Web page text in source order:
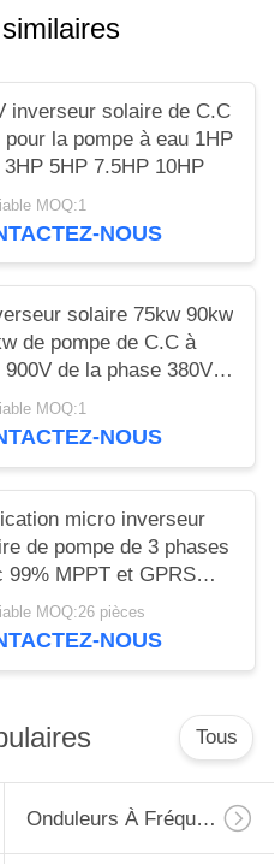
inverseur solaire de C.C
pour la pompe à eau 1HP
3HP 5HP 7.5HP 10HP
MOQ:1
NOUS
solaire 75kw 90kw
de pompe de C.C à
900V de la phase 380V
MPPT
MOQ:1
NOUS
micro inverseur
de pompe de 3 phases
99% MPPT et GPRS
MOQ:26 pièces
NOUS
Tous
Onduleurs À Fréquence Variable